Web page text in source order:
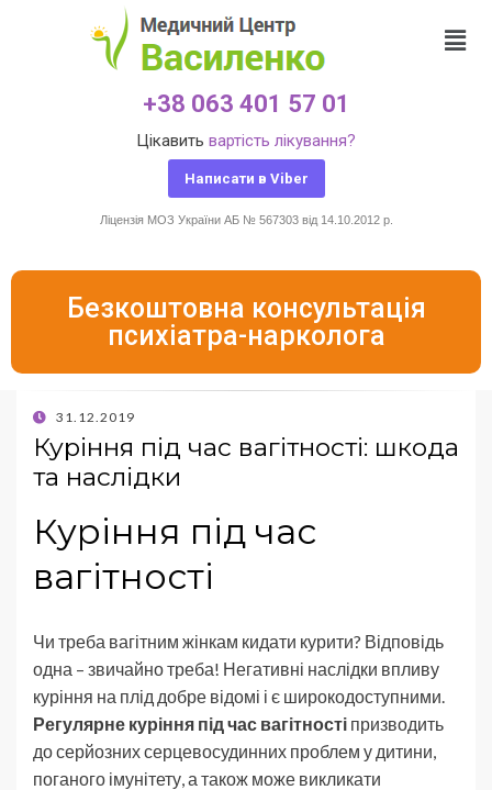
+38 063 401 57 01
Цікавить вартість лікування?
Написати в Viber
Ліцензія МОЗ України АБ № 567303 від 14.10.2012 р.
Безкоштовна консультація
психіатра-нарколога
31.12.2019
Куріння під час вагітності: шкода
та наслідки
Куріння під час
вагітності
Чи треба вагітним жінкам кидати курити? Відповідь
одна – звичайно треба! Негативні наслідки впливу
куріння на плід добре відомі і є широкодоступними.
Регулярне куріння під час вагітності призводить
до серйозних серцевосудинних проблем у дитини,
поганого імунітету, а також може викликати